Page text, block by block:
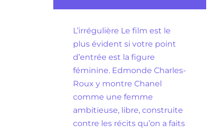
L’irrégulière Le film est le
plus évident si votre point
d’entrée est la figure
féminine. Edmonde Charles-
Roux y montre Chanel
comme une femme
ambitieuse, libre, construite
contre les récits qu’on a faits